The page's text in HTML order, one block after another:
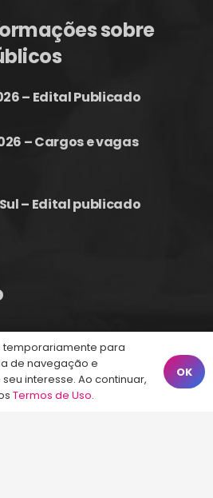
sobre
– Edital Publicado
– Cargos e vagas
– Edital publicado
212 – Centro
88010-420
para
de navegação e
interesse. Ao continuar,
Termos de Uso.
OK